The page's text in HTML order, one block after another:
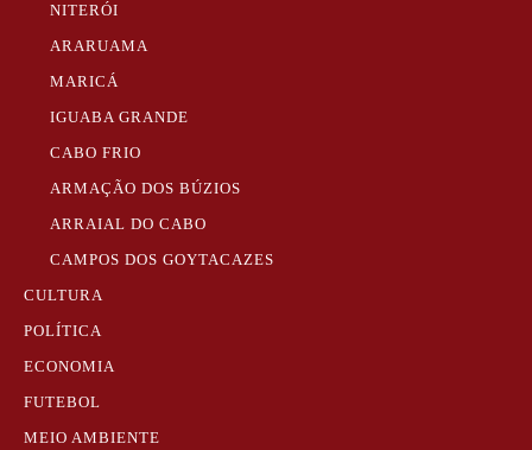
NITERÓI
ARARUAMA
MARICÁ
IGUABA GRANDE
CABO FRIO
ARMAÇÃO DOS BÚZIOS
ARRAIAL DO CABO
CAMPOS DOS GOYTACAZES
CULTURA
POLÍTICA
ECONOMIA
FUTEBOL
MEIO AMBIENTE